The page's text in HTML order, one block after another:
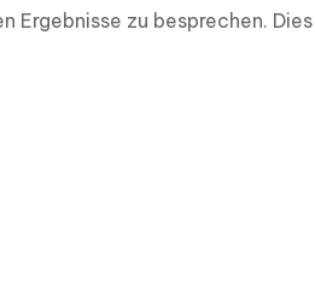
Ergebnisse zu besprechen.